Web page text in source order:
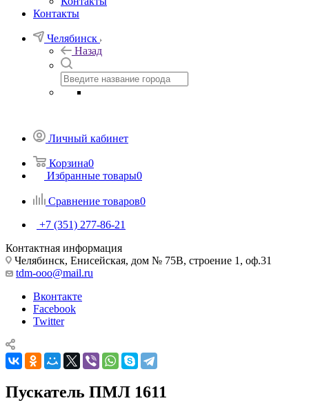
Контакты
Челябинск
Назад
Личный кабинет
Корзина0
Избранные товары0
Сравнение товаров0
+7 (351) 277-86-21
Контактная информация
Челябинск, Енисейская, дом № 75В, строение 1, оф.31
tdm-ooo@mail.ru
Вконтакте
Facebook
Twitter
Пускатель ПМЛ 1611